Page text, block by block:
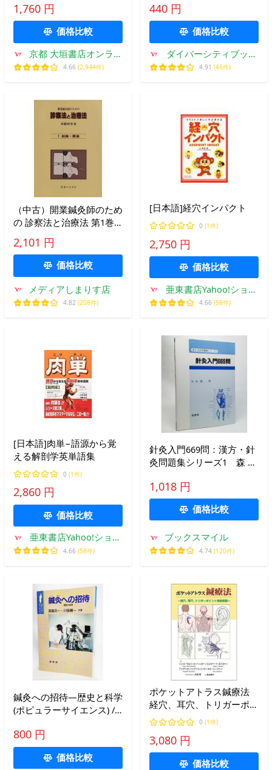
1,760 円
価格比較
京都 大垣書店オンライ
ン
4.66 (2,944件)
440 円
価格比較
ダイバーシティブック
スヤフー店
4.91 (46件)
（中古）開業鍼灸師のため
の 診察法と治療法 第1巻
2,101 円
価格比較
メディアしまりす店
4.82 (208件)
[日本語]経穴インパクト
0 (1件)
2,750 円
価格比較
亜東書店Yahoo!ショッ
プ
4.66 (58件)
[日本語]肉単−語源から覚
える解剖学英単語集
0 (1件)
2,860 円
価格比較
亜東書店Yahoo!ショッ
プ
4.66 (58件)
針灸入門669問：漢方・針
灸問題集シリーズ1 森 和
1,018 円
価格比較
ブックスマイル
4.74 (120件)
鍼灸への招待―歴史と科学
(ポピュラーサイエンス) /
著）/裳華房
800 円
価格比較
ポケットアトラス鍼療法
経穴、耳穴、トリガーポイ
ント完全収録/ハンス‐ウル
リッヒ・ヘッカー/エルマ
ー・T・ポイカー/アンゲリ
カ・シュテフェリング
0 (1件)
3,080 円
価格比較